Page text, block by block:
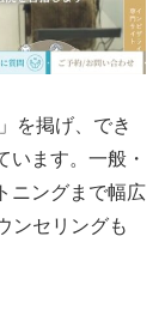
を掲げ、でき
います。一般・
ニングまで幅広
ンセリングも